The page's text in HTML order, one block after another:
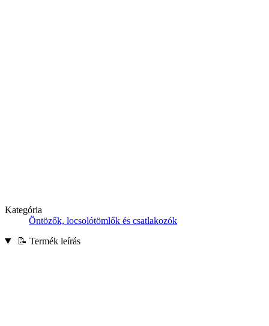
Kategória
Öntözők, locsolótömlők és csatlakozók
📝 Termék leírás